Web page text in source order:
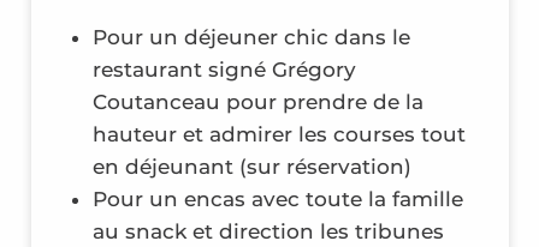
Pour un déjeuner chic dans le
restaurant signé Grégory
Coutanceau pour prendre de la
hauteur et admirer les courses tout
en déjeunant (sur réservation)
Pour un encas avec toute la famille
au snack et direction les tribunes